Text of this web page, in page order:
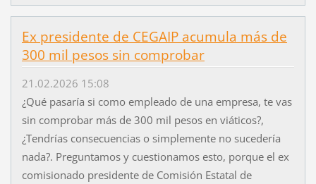
Ex presidente de CEGAIP acumula más de
300 mil pesos sin comprobar
21.02.2026 15:08
¿Qué pasaría si como empleado de una empresa, te vas
sin comprobar más de 300 mil pesos en viáticos?,
¿Tendrías consecuencias o simplemente no sucedería
nada?. Preguntamos y cuestionamos esto, porque el ex
comisionado presidente de Comisión Estatal de